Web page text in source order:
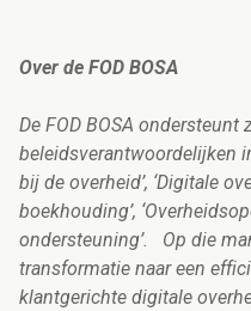
Over de FOD BOSA
De FOD BOSA
beleidsverantwoordelijken
bij de overheid’, ‘Digitale
boekhouding’,
ondersteuning’. Op die
transformatie naar een
klantgerichte digitale